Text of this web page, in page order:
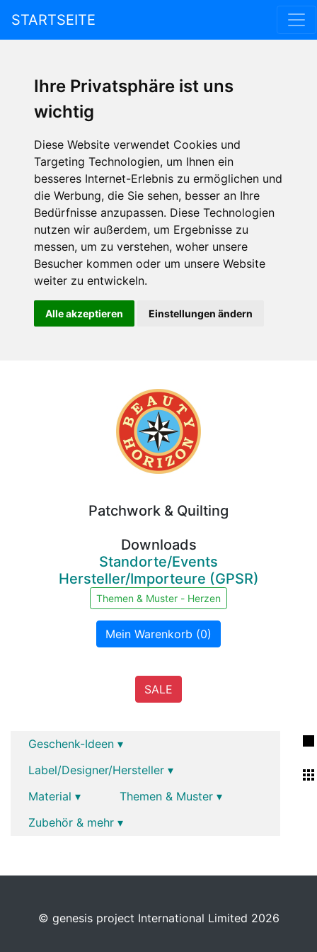
Ihre Privatsphäre ist uns
wichtig
Diese Website verwendet Cookies und
Targeting Technologien, um Ihnen ein
besseres Internet-Erlebnis zu ermöglichen und
die Werbung, die Sie sehen, besser an Ihre
Bedürfnisse anzupassen. Diese Technologien
nutzen wir außerdem, um Ergebnisse zu
messen, um zu verstehen, woher unsere
Besucher kommen oder um unsere Website
weiter zu entwickeln.
Alle akzeptieren Einstellungen ändern
STARTSEITE
Patchwork & Quilting
Downloads
Standorte/Events
Hersteller/Importeure (GPSR)
Themen & Muster - Herzen
Mein Warenkorb (0)
SALE
Geschenk-Ideen ▾
Label/Designer/Hersteller ▾
Material ▾
Themen & Muster ▾
Zubehör & mehr ▾
© genesis project International Limited 2026